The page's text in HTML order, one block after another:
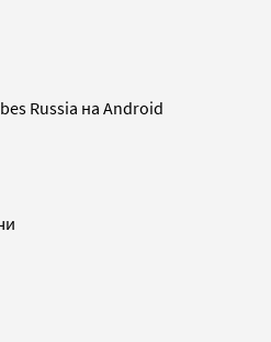
Russia на Android